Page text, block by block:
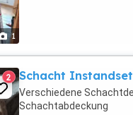
1
2 Schacht
Verschiedene
Schachtabdeckung